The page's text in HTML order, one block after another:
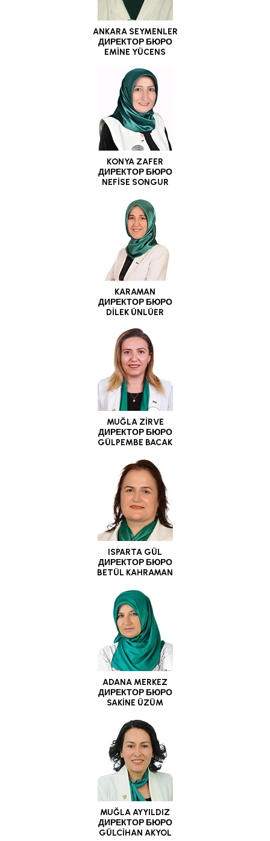
ANKARA SEYMENLER
ДИРЕКТОР БЮРО
EMİNE YÜCENS
KONYA ZAFER
ДИРЕКТОР БЮРО
NEFİSE SONGUR
KARAMAN
ДИРЕКТОР БЮРО
DİLEK ÜNLÜER
MUĞLA ZİRVE
ДИРЕКТОР БЮРО
GÜLPEMBE BACAK
ISPARTA GÜL
ДИРЕКТОР БЮРО
BETÜL KAHRAMAN
ADANA MERKEZ
ДИРЕКТОР БЮРО
SAKİNE ÜZÜM
MUĞLA AYYILDIZ
ДИРЕКТОР БЮРО
GÜLCİHAN AKYOL